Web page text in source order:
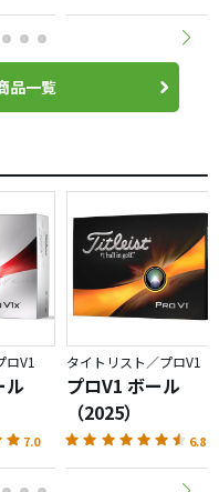
品一覧
ロV1
ル
7.0
タイトリスト／プロV1
プロV1 ボール
（2025）
6.8